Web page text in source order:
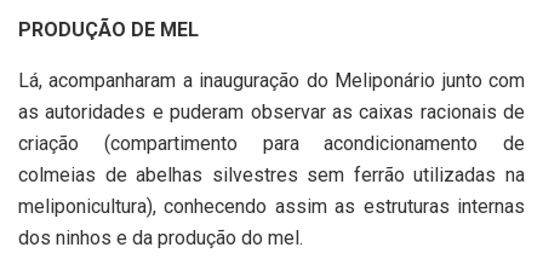
PRODUÇÃO DE MEL
Lá, acompanharam a inauguração do Meliponário junto com
as autoridades e puderam observar as caixas racionais de
criação (compartimento para acondicionamento de
colmeias de abelhas silvestres sem ferrão utilizadas na
meliponicultura), conhecendo assim as estruturas internas
dos ninhos e da produção do mel.